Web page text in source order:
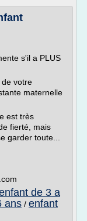
s'il a PLUS
votre
maternelle
est très
fierté, mais
garder toute...
de 3 a
ans / enfant